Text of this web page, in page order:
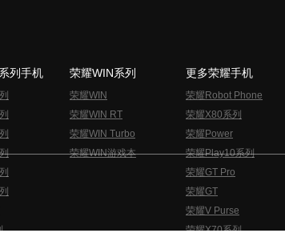
列手机 荣耀WIN系列
荣耀WIN
荣耀WIN RT
荣耀WIN Turbo
荣耀WIN游戏本
更多荣耀手机
荣耀Robot Phone
荣耀X80系列
荣耀Power
荣耀Play10系列
荣耀GT Pro
荣耀GT
荣耀V Purse
荣耀X70系列